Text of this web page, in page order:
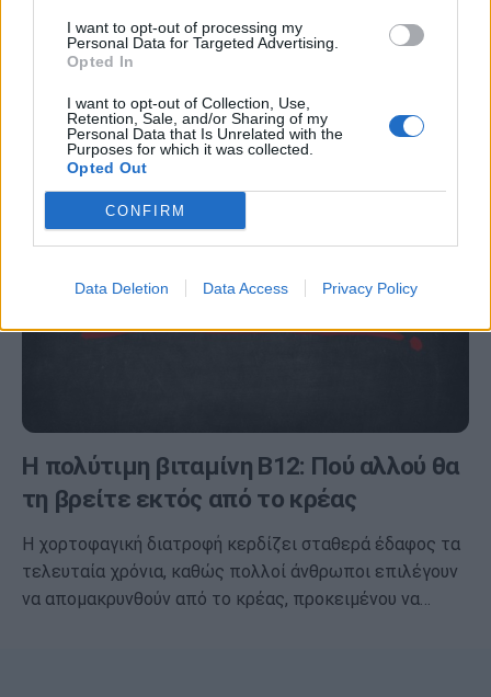
I want to opt-out of processing my
Personal Data for Targeted Advertising.
Opted In
I want to opt-out of Collection, Use,
Retention, Sale, and/or Sharing of my
Personal Data that Is Unrelated with the
Purposes for which it was collected.
Opted Out
CONFIRM
Data Deletion Data Access Privacy Policy
(pics)
Οι χορτοφαγικές δίαιτες αποτελούν ίσως την πιο
πλαίσιο της αναζήτησης εναλλακτικών του κόκκινου…
Η πολύτιμη βιταμίνη Β12: Πού αλλού θα
τη βρείτε εκτός από το κρέας
Η χορτοφαγική διατροφή κερδίζει σταθερά έδαφος τα
τελευταία χρόνια, καθώς πολλοί άνθρωποι επιλέγουν
να απομακρυνθούν από το κρέας, προκειμένου να…